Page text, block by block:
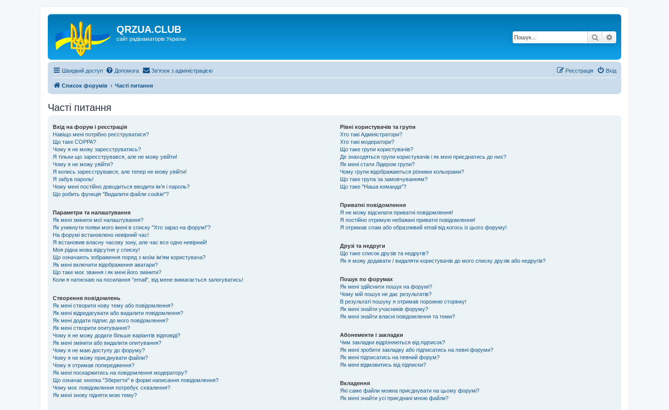
QRZUA.CLUB
сайт радіоаматорів України Пошук
Швидкий доступ Допомога Зв'язок з адміністрацією Вхід
Реєстрація
Список форумів Часті питання
Часті питання
Вхід на форум і реєстрація
Навіщо мені потрібно реєструватися?
Що таке COPPA?
Чому я не можу зареєструватись?
Я тільки що зареєструвався, але не можу увійти!
Чому я не можу увійти?
Я колись зареєструвався, але тепер не можу увійти!
Я забув пароль!
Чому мені постійно доводиться вводити ім’я і пароль?
Що робить функція "Видалити файли cookie"?
Параметри та налаштування
Як мені змінити мої налаштування?
Як уникнути появи мого імені в списку "Хто зараз на форумі"?
На форумі встановлено невірний час!
Я встановив власну часову зону, але час все одно невірний!
Моя рідна мова відсутня у списку!
Що означають зображення поряд з моїм ім'ям користувача?
Як мені включити відображення аватари?
Що таке моє звання і як мені його змінити?
Коли я натискаю на посилання "email", від мене вимагається залогуватись!
Створення повідомлень
Як мені створити нову тему або повідомлення?
Як мені відредагувати або видалити повідомлення?
Як мені додати підпис до мого повідомлення?
Як мені створити опитування?
Чому я не можу додати більше варіантів відповіді?
Як мені змінити або видалити опитування?
Чому я не маю доступу до форуму?
Чому я не можу приєднувати файли?
Чому я отримав попередження?
Як мені поскаржитись на повідомлення модератору?
Що означає кнопка "Зберегти" в формі написання повідомлення?
Чому моє повідомлення потребує схвалення?
Як мені знову підняти мою тему?
Рівні користувачів та групи
Хто такі Адміністратори?
Хто такі модератори?
Що таке групи користувачів?
Де знаходяться групи користувачів і як мені приєднатись до них?
Як мені стати Лідером групи?
Чому групи відображаються різними кольорами?
Що таке група за замовчуванням?
Що таке "Наша команда"?
Приватні повідомлення
Я не можу відсилати приватні повідомлення!
Я постійно отримую небажані приватні повідомлення!
Я отримав спам або образливий email від когось із цього форуму!
Друзі та недруги
Що таке список друзів та недругів?
Як я можу додавати / видаляти користувачів до мого списку друзів або недругів?
Пошук по форумах
Як мені здійснити пошук на форумі?
Чому мій пошук не дає результатів?
В результаті пошуку я отримав порожню сторінку!
Як мені знайти учасників форуму?
Як мені знайти власні повідомлення та теми?
Абонементи і закладки
Чим закладки відрізняються від підписок?
Як мені зробити закладку або підписатись на певні форуми?
Як мені підписатись на певний форум?
Як мені відмовитись від підписки?
Вкладення
Які саме файли можна приєднувати на цьому форумі?
Як мені знайти усі приєднані мною файли?